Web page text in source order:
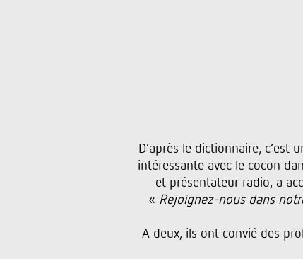
D’après le dictionnaire,
intéressante avec le cocon
et présentateur radio, a
« Rejoignez-nous dans
A deux, ils ont convié des